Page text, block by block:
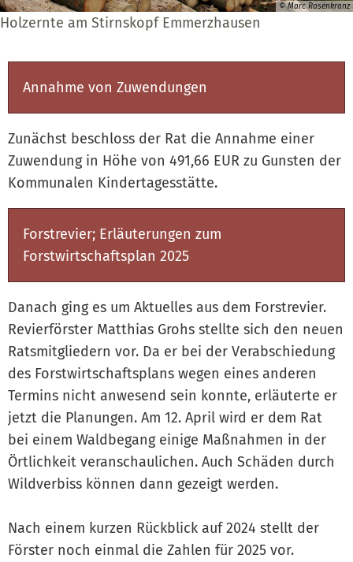
© Marc Rosenkranz
Holzernte am Stirnskopf Emmerzhausen
Annahme von Zuwendungen
Zunächst beschloss der Rat die Annahme einer
Zuwendung in Höhe von 491,66 EUR zu Gunsten der
Kommunalen Kindertagesstätte.
Forstrevier; Erläuterungen zum
Forstwirtschaftsplan 2025
Danach ging es um Aktuelles aus dem Forstrevier.
Revierförster Matthias Grohs stellte sich den neuen
Ratsmitgliedern vor. Da er bei der Verabschiedung
des Forstwirtschaftsplans wegen eines anderen
Termins nicht anwesend sein konnte, erläuterte er
jetzt die Planungen. Am 12. April wird er dem Rat
bei einem Waldbegang einige Maßnahmen in der
Örtlichkeit veranschaulichen. Auch Schäden durch
Wildverbiss können dann gezeigt werden.
Nach einem kurzen Rückblick auf 2024 stellt der
Förster noch einmal die Zahlen für 2025 vor.